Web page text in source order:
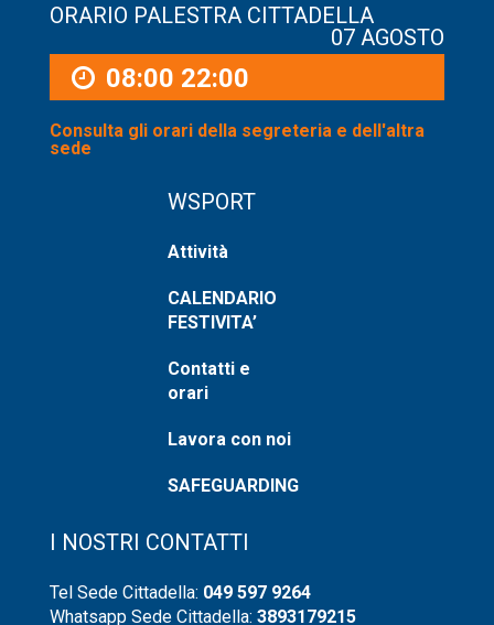
ORARIO PALESTRA CITTADELLA
07 AGOSTO
08:00 22:00
Consulta gli orari della segreteria e dell'altra
sede
WSPORT
Attività
CALENDARIO
FESTIVITA’
Contatti e
orari
Lavora con noi
SAFEGUARDING
I NOSTRI CONTATTI
Tel Sede Cittadella: 049 597 9264
Whatsapp Sede Cittadella: 3893179215